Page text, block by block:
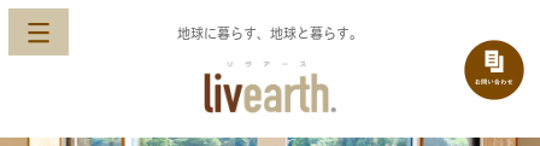
地球に暮らす、地球と暮らす。